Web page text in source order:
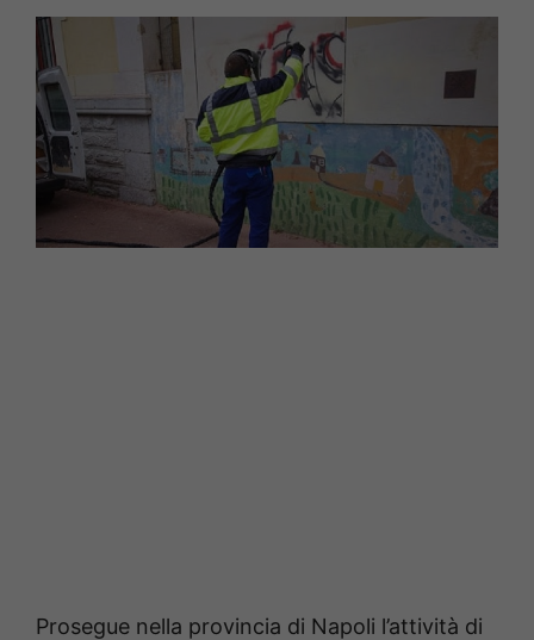
Prosegue nella provincia di Napoli l’attività di